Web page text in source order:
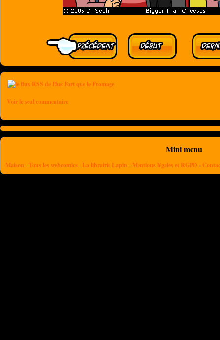
Voir le seul commentaire
Mini menu
Maison -Tous les webcomics - La librairie Lapin - Mentions légales et RGPD -